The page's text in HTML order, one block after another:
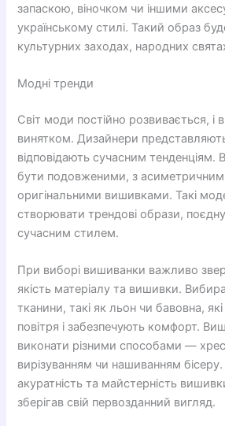
запаскою, віночком чи іншими
українському стилі. Такий образ
культурних заходах, народних
Модні тренди
Світ моди постійно розвивається, і
винятком. Дизайнери
відповідають сучасним
бути подовженими, з
оригінальними вишивками. Такі
створювати трендові образи,
сучасним стилем.
При виборі вишиванки важливо
якість матеріалу та вишивки.
тканини, такі як льон чи бавовна,
повітря і забезпечують комфорт.
виконати різними способами —
вирізуванням чи нашиванням бісеру.
акуратність та майстерність
зберігав свій первозданний вигляд.